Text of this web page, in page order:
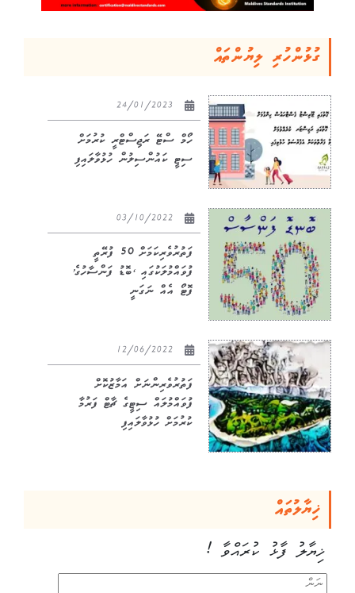
ގުޅުންހުރި ލިޔުންތައް
ހޯމް ސްޓޭ ރަޖިސްޓްރީ ކުރުމަށް
ސިޓީ ކައުންސިލުން ހުޅުވާލައިފި
ފަތުރުވެރިކަމަށް 50 ފުރޭތީ
ފުވައްމުލަކުގައި ‘ބޮޑު ފަންސާހުގެ’
ފޮޓޯ އެއް ނަގަނީ
ފަތުރުވެރިންނަށް އަމާޒުކޮށް
ފުވައްމުލައް ސިޓީގެ ޗާޓް ފަރުމާ
ކުރުމަށް ހުޅުވާލައިފި
ޚިޔާލުތައް
ޚިޔާލު ފާޅު ކުރައްވާ !